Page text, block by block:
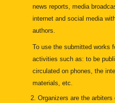
news reports, media
internet and social media
authors.
To use the submitted works
activities such as: to be
circulated on phones, the
materials, etc.
2. Organizers are the arbiters